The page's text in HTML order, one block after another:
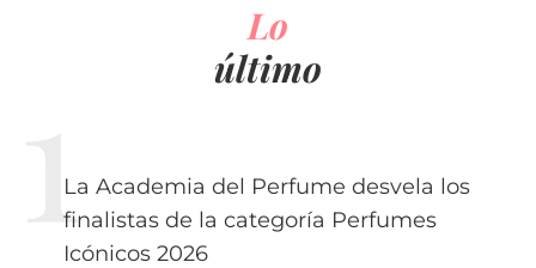
Lo
último
La Academia del Perfume desvela los
finalistas de la categoría Perfumes
Icónicos 2026